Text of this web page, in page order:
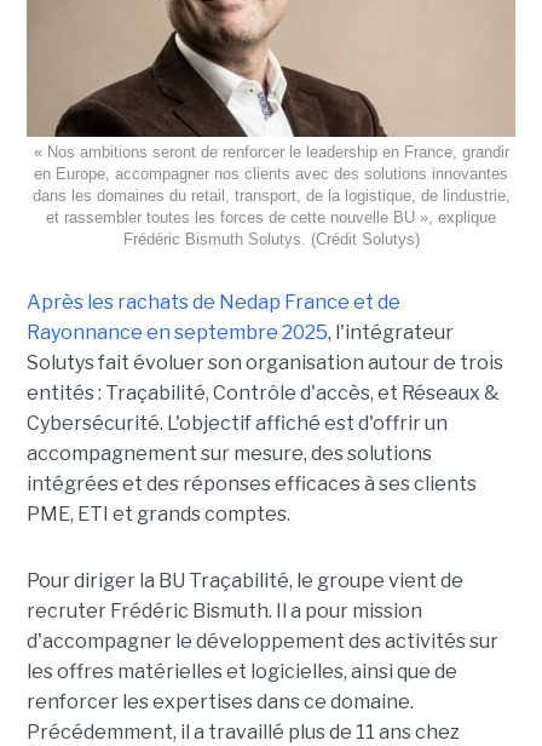
« Nos ambitions seront de renforcer le leadership en France, grandir
en Europe, accompagner nos clients avec des solutions innovantes
dans les domaines du retail, transport, de la logistique, de lindustrie,
et rassembler toutes les forces de cette nouvelle BU », explique
Frédéric Bismuth Solutys. (Crédit Solutys)
Après les rachats de Nedap France et de
Rayonnance en septembre 2025, l'intégrateur
Solutys fait évoluer son organisation autour de trois
entités : Traçabilité, Contrôle d'accès, et Réseaux &
Cybersécurité. L'objectif affiché est d'offrir un
accompagnement sur mesure, des solutions
intégrées et des réponses efficaces à ses clients
PME, ETI et grands comptes.
Pour diriger la BU Traçabilité, le groupe vient de
recruter Frédéric Bismuth. Il a pour mission
d'accompagner le développement des activités sur
les offres matérielles et logicielles, ainsi que de
renforcer les expertises dans ce domaine.
Précédemment, il a travaillé plus de 11 ans chez